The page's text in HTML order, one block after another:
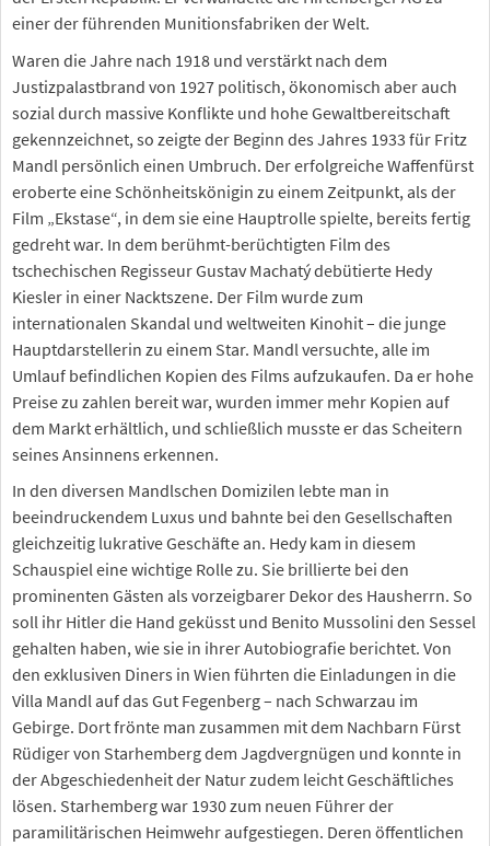
einer der führenden Munitionsfabriken der Welt.
Waren die Jahre nach 1918 und verstärkt nach dem
Justizpalastbrand von 1927 politisch, ökonomisch aber auch
sozial durch massive Konflikte und hohe Gewaltbereitschaft
gekennzeichnet, so zeigte der Beginn des Jahres 1933 für Fritz
Mandl persönlich einen Umbruch. Der erfolgreiche Waffenfürst
eroberte eine Schönheitskönigin zu einem Zeitpunkt, als der
Film „Ekstase“, in dem sie eine Hauptrolle spielte, bereits fertig
gedreht war. In dem berühmt-berüchtigten Film des
tschechischen Regisseur Gustav Machatý debütierte Hedy
Kiesler in einer Nacktszene. Der Film wurde zum
internationalen Skandal und weltweiten Kinohit – die junge
Hauptdarstellerin zu einem Star. Mandl versuchte, alle im
Umlauf befindlichen Kopien des Films aufzukaufen. Da er hohe
Preise zu zahlen bereit war, wurden immer mehr Kopien auf
dem Markt erhältlich, und schließlich musste er das Scheitern
seines Ansinnens erkennen.
In den diversen Mandlschen Domizilen lebte man in
beeindruckendem Luxus und bahnte bei den Gesellschaften
gleichzeitig lukrative Geschäfte an. Hedy kam in diesem
Schauspiel eine wichtige Rolle zu. Sie brillierte bei den
prominenten Gästen als vorzeigbarer Dekor des Hausherrn. So
soll ihr Hitler die Hand geküsst und Benito Mussolini den Sessel
gehalten haben, wie sie in ihrer Autobiografie berichtet. Von
den exklusiven Diners in Wien führten die Einladungen in die
Villa Mandl auf das Gut Fegenberg – nach Schwarzau im
Gebirge. Dort frönte man zusammen mit dem Nachbarn Fürst
Rüdiger von Starhemberg dem Jagdvergnügen und konnte in
der Abgeschiedenheit der Natur zudem leicht Geschäftliches
lösen. Starhemberg war 1930 zum neuen Führer der
paramilitärischen Heimwehr aufgestiegen. Deren öffentlichen